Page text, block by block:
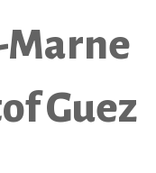
Marne
Guez